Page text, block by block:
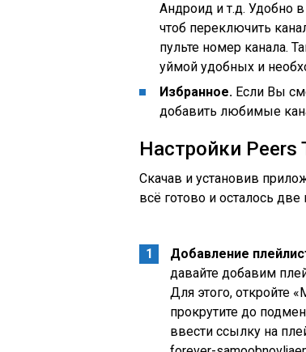
Андроид и т.д. Удобно
чтоб переключить
пульте номер канала.
уймой удобных и
Избранное. Если Вы
добавить любимые
Настройки Peers
Скачав и установив
всё готово и осталось
Добавление
давайте добавим
Для этого, откройте
прокрутите до
ввести ссылку на